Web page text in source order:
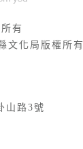
有
文化局版權所有
山路3號